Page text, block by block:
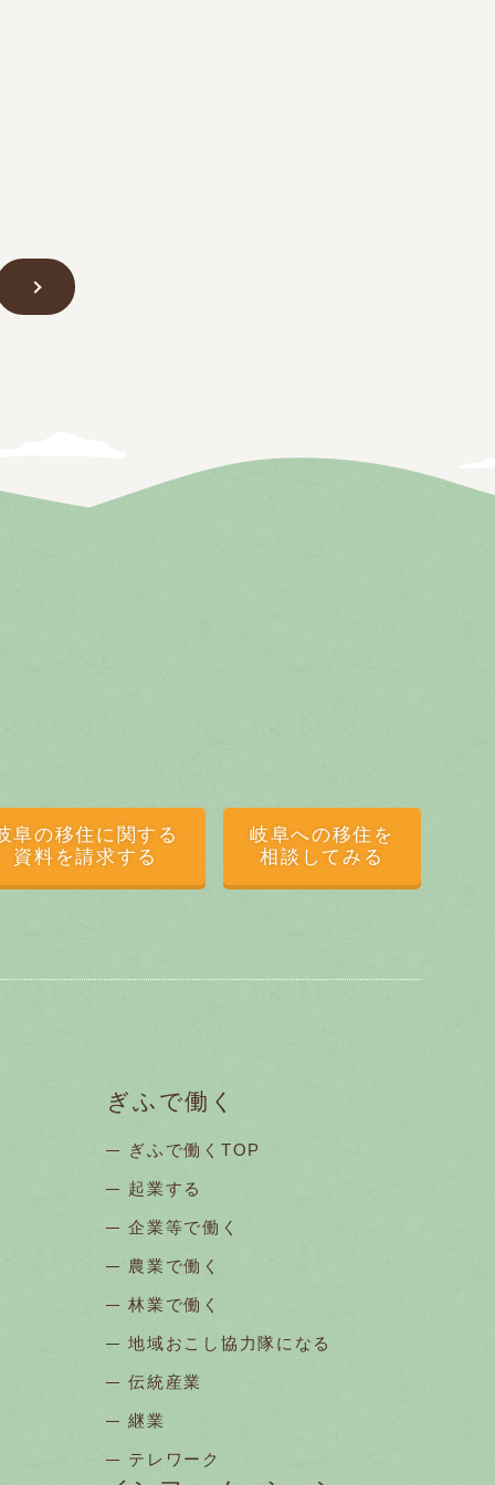
阜の移住に関する
資料を請求する
岐阜への移住を
相談してみる
ぎふで働く
ぎふで働くTOP
起業する
企業等で働く
農業で働く
林業で働く
地域おこし協力隊になる
伝統産業
継業
テレワーク